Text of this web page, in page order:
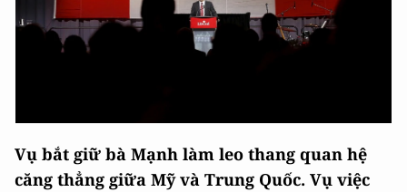
Vụ bắt giữ bà Mạnh làm leo thang quan hệ
căng thẳng giữa Mỹ và Trung Quốc. Vụ việc